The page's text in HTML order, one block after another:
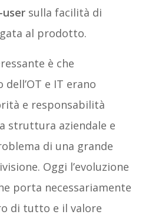
sulla facilità di
al prodotto.
è che
e IT erano
e responsabilità
struttura aziendale e
di una grande
Oggi l’evoluzione
porta necessariamente
di tutto e il valore